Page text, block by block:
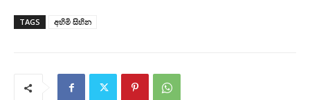
TAGS අහිමි සිහින